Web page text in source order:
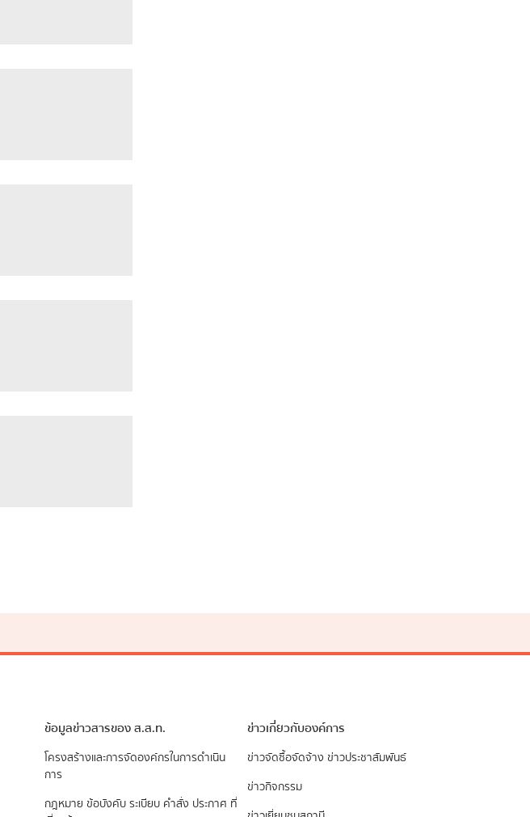
ข้อมูลข่าวสารของ ส.ส.ท.
​โครงสร้างและการจัดองค์กรในการดำเนิน
การ
กฎหมาย ข้อบังคับ ระเบียบ คำสั่ง ประกาศ ที่
ข่าวเกี่ยวกับองค์การ
ข่าวจัดซื้อจัดจ้าง ข่าวประชาสัมพันธ์
ข่าวกิจกรรม